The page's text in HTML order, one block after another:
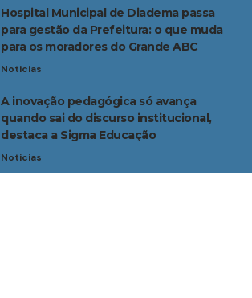
Hospital Municipal de Diadema passa
para gestão da Prefeitura: o que muda
para os moradores do Grande ABC
Noticias
A inovação pedagógica só avança
quando sai do discurso institucional,
destaca a Sigma Educação
Noticias